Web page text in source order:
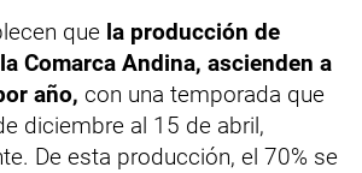
que la producción de
Comarca Andina, ascienden a
año, con una temporada que
diciembre al 15 de abril,
De esta producción, el 70% se